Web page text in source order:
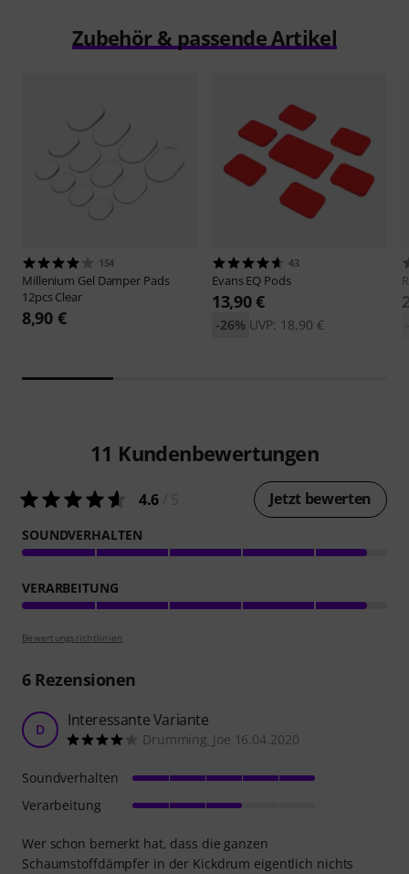
Zubehör & passende Artikel
154
Millenium Gel Damper Pads
12pcs Clear
8,90 €
43
EvansEQ Pods
13,90 €
UVP: 18,90 €
-26%
11 Kundenbewertungen
4.6 Jetzt bewerten
SOUNDVERHALTEN
VERARBEITUNG
Bewertungsrichtlinien
6Rezensionen
D Interessante Variante
Drumming_Joe 16.04.2020
Wer schon bemerkt hat, dass die ganzen
Schaumstoffdämpfer in der Kickdrum eigentlich nichts
Soundverhalten
Verarbeitung